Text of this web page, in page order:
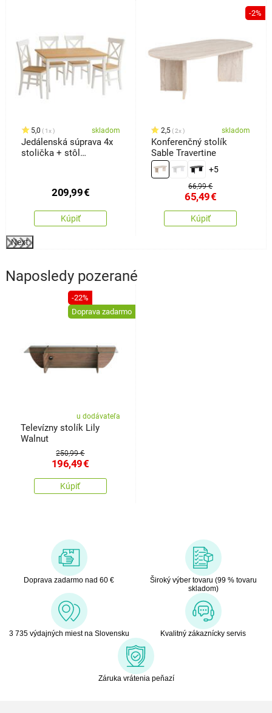
5,0 1x skladom
Jedálenská súprava 4x
stolička + stôl
209,99€
Kúpiť
-2%
2,5 2x skladom
Konferenčný stolík
Sable Travertine
+5
66,99 €
65,49€
Kúpiť
Next
Naposledy pozerané
-22%
Doprava zadarmo
u dodávateľa
Televízny stolík Lily
Walnut
250,99 €
196,49€
Kúpiť
Doprava zadarmo nad 60 €
Široký výber tovaru (99 % tovaru
skladom)
3 735 výdajných miest na Slovensku Kvalitný zákaznícky servis
Záruka vrátenia peňazí